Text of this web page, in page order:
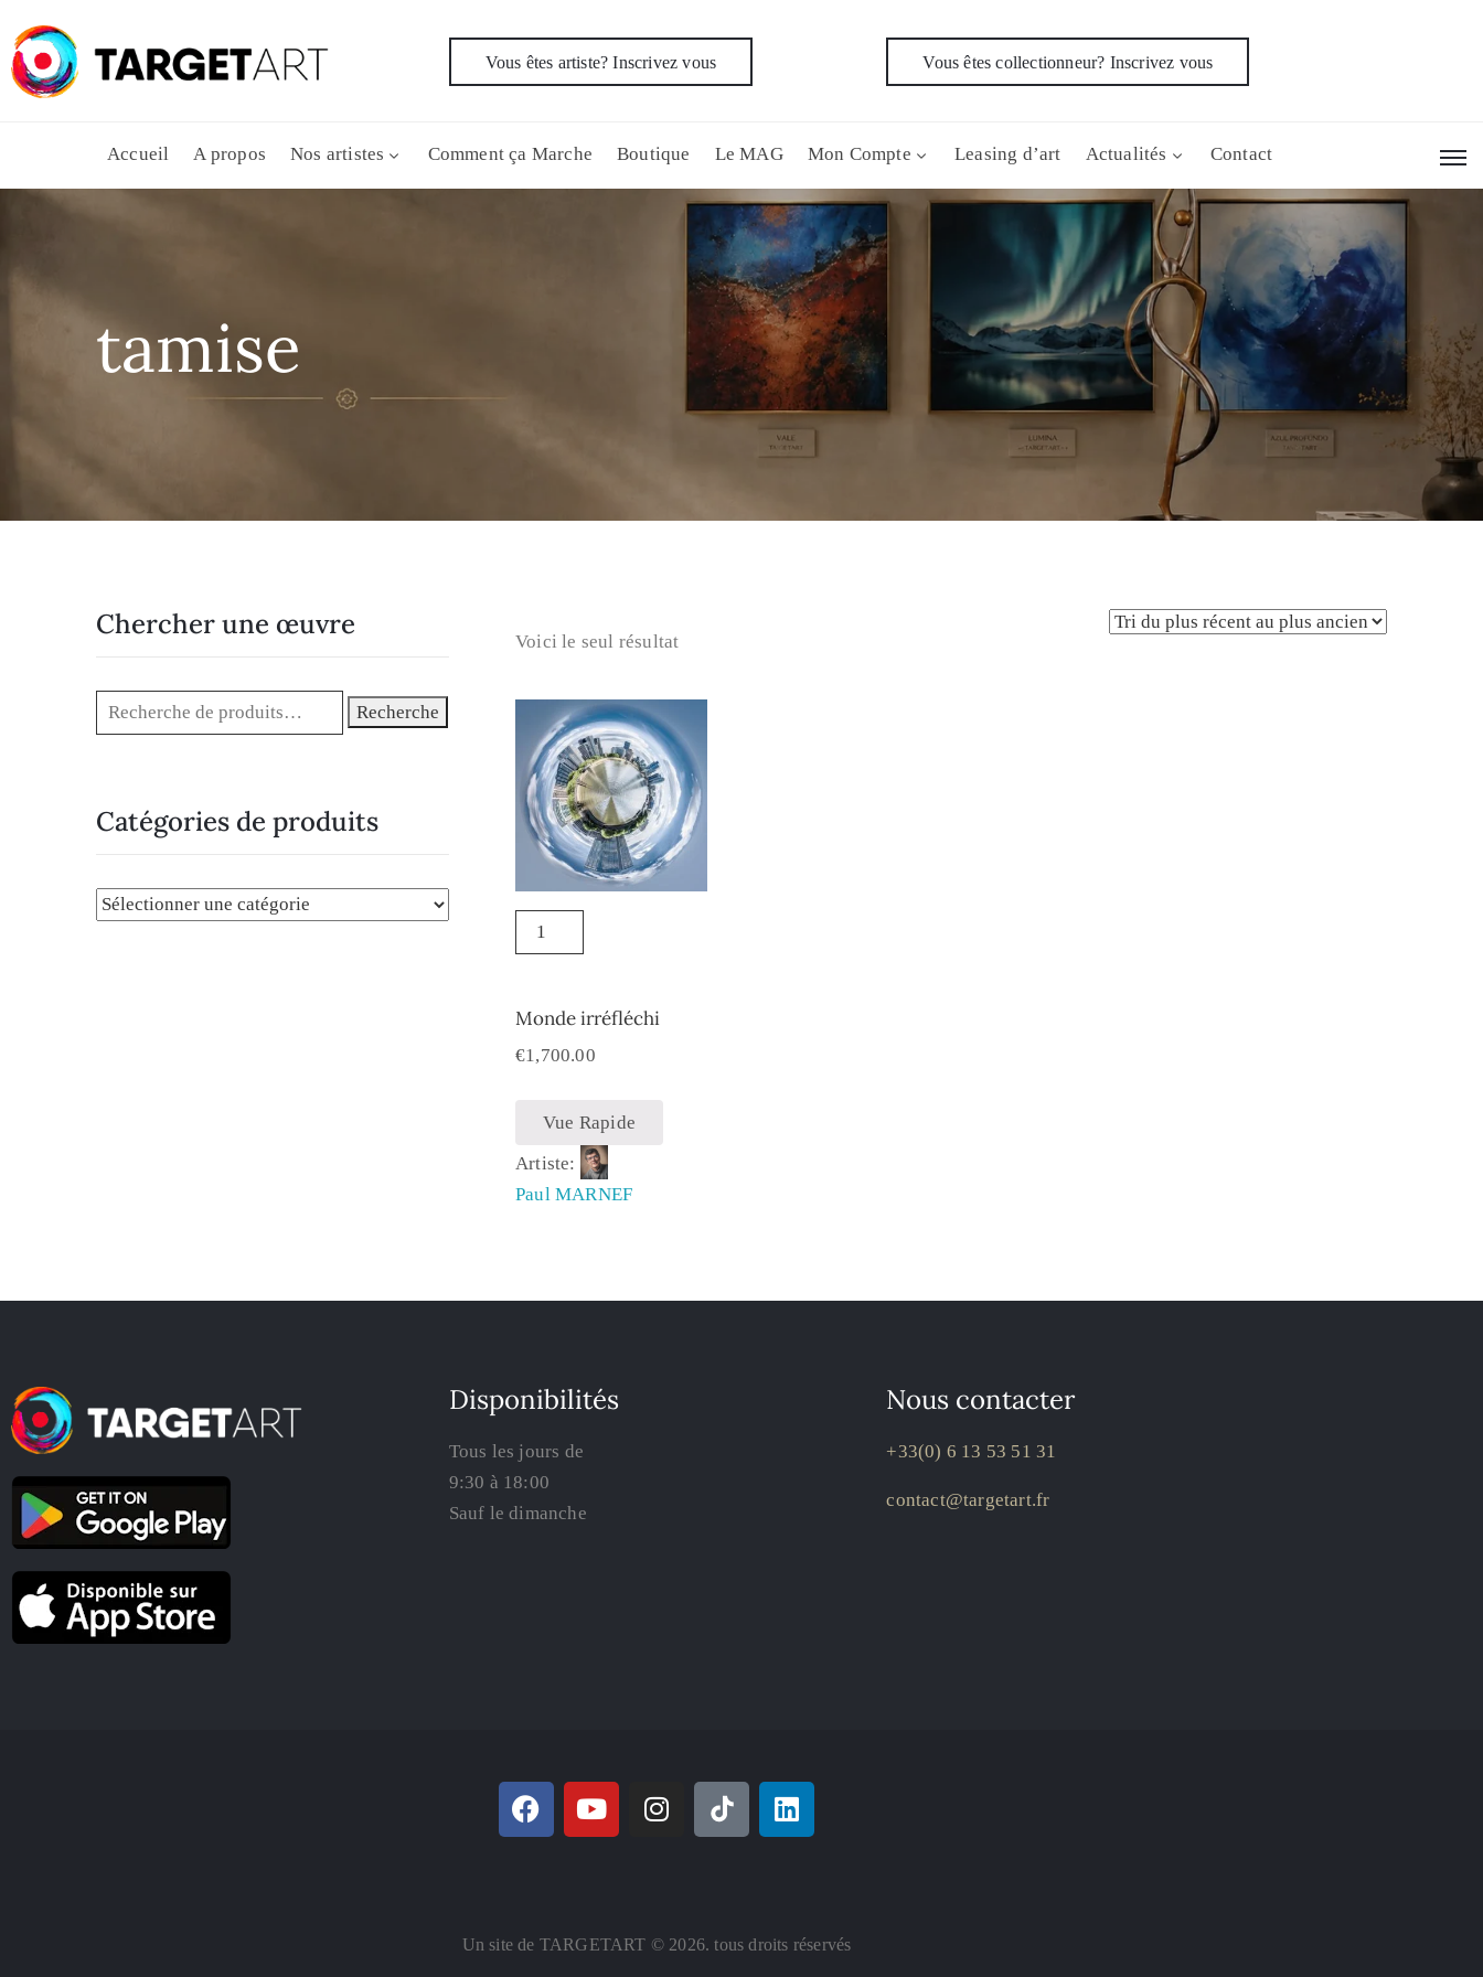
Vous êtes artiste? Inscrivez vous Vous êtes collectionneur? Inscrivez vous
Accueil A propos Nos artistes Comment ça Marche Boutique Le MAG Mon Compte Leasing d’art Actualités Contact
tamise
Voici le seul résultat
Monde irréfléchi
€1,700.00
Vue Rapide
Artiste:
Paul MARNEF
Chercher une œuvre
Recherche
Catégories de produits
Disponibilités
Tous les jours de
9:30 à 18:00
Sauf le dimanche
Nous contacter
+33(0) 6 13 53 51 31
contact@targetart.fr
Un site de TARGETART © 2026. tous droits réservés